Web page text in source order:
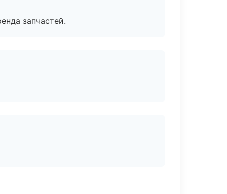
запчастей.